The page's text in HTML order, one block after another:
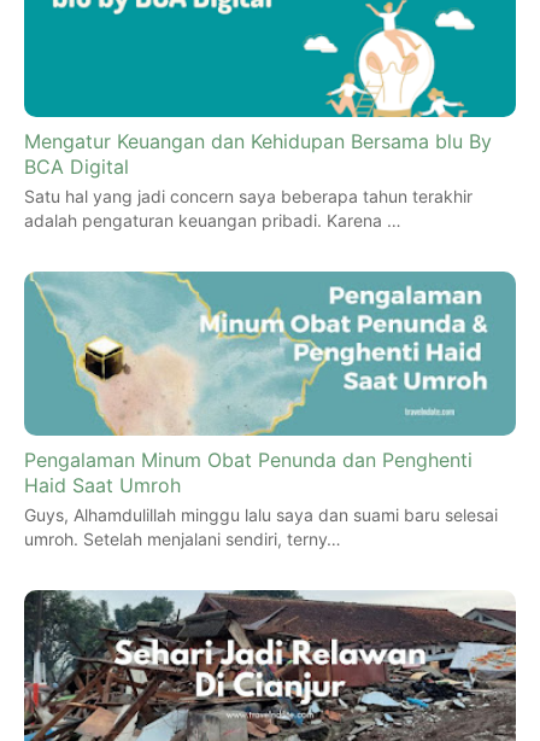
Mengatur Keuangan dan Kehidupan Bersama blu By
BCA Digital
Satu hal yang jadi concern saya beberapa tahun terakhir
adalah pengaturan keuangan pribadi. Karena …
Pengalaman Minum Obat Penunda dan Penghenti
Haid Saat Umroh
Guys, Alhamdulillah minggu lalu saya dan suami baru selesai
umroh. Setelah menjalani sendiri, terny…